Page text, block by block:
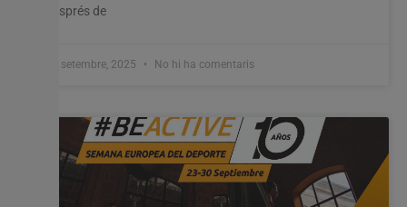
després de
19 setembre, 2025 No hi ha comentaris